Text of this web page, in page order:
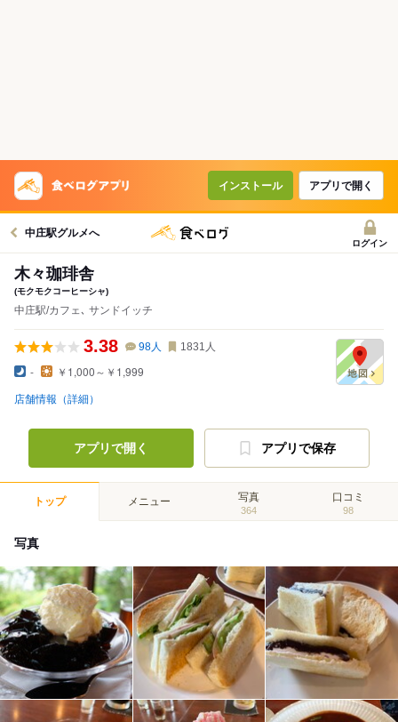
インストール アプリで開く
中庄駅グルメへ
ログイン
木々珈琲舎
(モクモクコーヒーシャ)
中庄駅/カフェ､ サンドイッチ
3.38 98人 1831 人
- ￥1,000～￥1,999
店舗情報（詳細）
アプリで開く アプリで保存
トップ メニュー 写真
364
口コミ
98
写真